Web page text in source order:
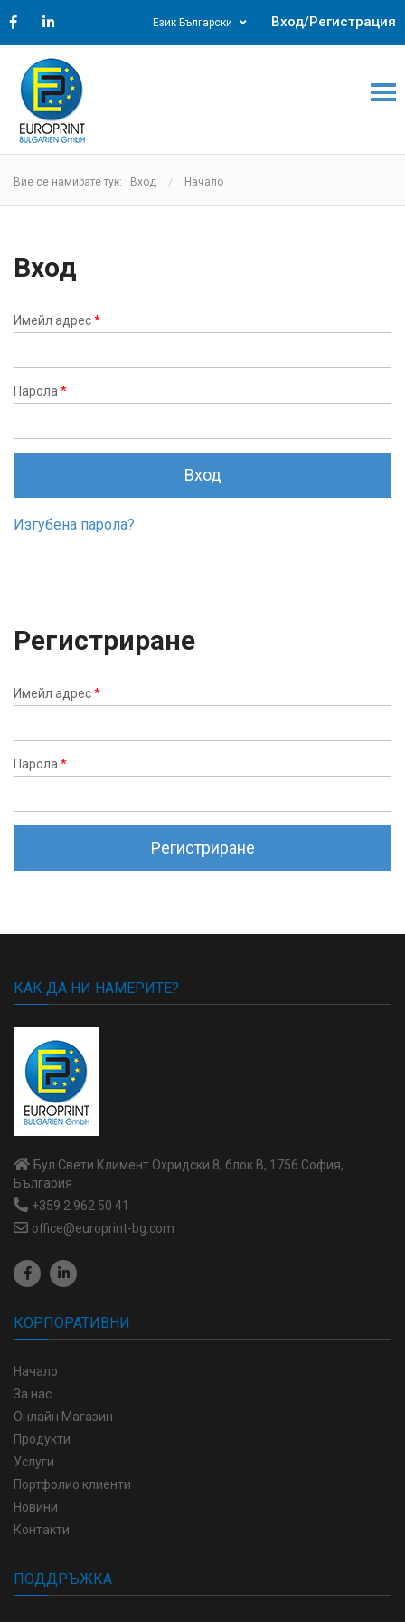
Език Български Вход/Регистрация
Вие се намирате тук: Вход Начало
Вход
Имейл адрес*
Парола *
Вход
Изгубена парола?
Регистриране
Имейл адрес*
Парола *
Регистриране
КАК ДА НИ НАМЕРИТЕ?
Бул Свети Климент Охридски 8, блок В, 1756 София,
България
+359 2 962 50 41
office@europrint-bg.com
КОРПОРАТИВНИ
Начало
За нас
Онлайн Магазин
Продукти
Услуги
Портфолио клиенти
Новини
Контакти
ПОДДРЪЖКА